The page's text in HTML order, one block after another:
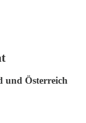
und Österreich